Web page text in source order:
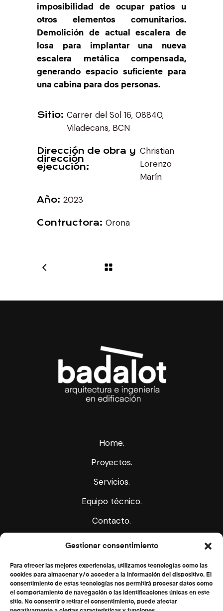
Gestionar consentimiento
Para ofrecer las mejores experiencias, utilizamos tecnologías como las
cookies para almacenar y/o acceder a la información del dispositivo. El
consentimiento de estas tecnologías nos permitirá procesar datos como
el comportamiento de navegación o las identificaciones únicas en este
sitio. No consentir o retirar el consentimiento, puede afectar
imposibilidad de ocupar patios u
otros elementos comunitarios.
Demolición de actual escalera de
losa para implantar una nueva
escalera metálica compensada,
generando espacio suficiente para
una cabina para dos personas.
Sitio Carrer del Sol 16, 08840,
Viladecans, BCN
Dirección de obra y
dirección
ejecución
Christian
Lorenzo
Marín
Año 2023
Contructora Orona
Home.
Proyectos.
Servicios.
Equipo técnico.
Contacto.